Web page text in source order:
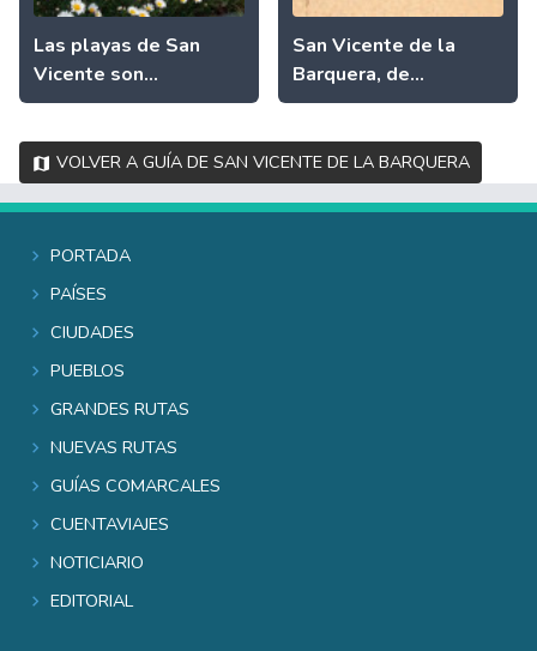
Las playas de San
Vicente son...
San Vicente de la
Barquera, de...
Volver a Guía de San Vicente de la Barquera
Portada
Países
Ciudades
Pueblos
Grandes rutas
Nuevas rutas
Guías comarcales
Cuentaviajes
Noticiario
Editorial